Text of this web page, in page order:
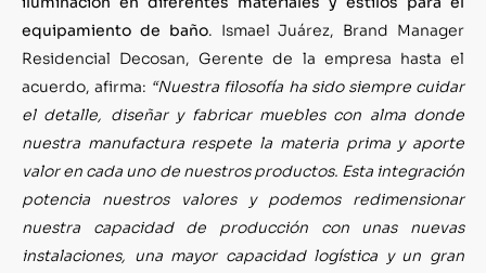
equipamiento de baño. Ismael Juárez, Brand Manager
Residencial Decosan, Gerente de la empresa hasta el
acuerdo, afirma: “Nuestra filosofía ha sido siempre cuidar
el detalle, diseñar y fabricar muebles con alma donde
nuestra manufactura respete la materia prima y aporte
valor en cada uno de nuestros productos. Esta integración
potencia nuestros valores y podemos redimensionar
nuestra capacidad de producción con unas nuevas
instalaciones, una mayor capacidad logística y un gran